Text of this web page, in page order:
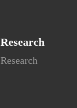
Research
Research